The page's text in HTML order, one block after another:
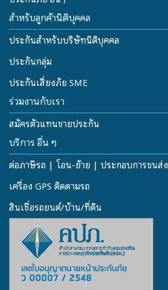
สำหรับลูกค้านิติบุคคล
ประกันสำหรับบริษัทนิติบุคคล
ประกันกลุ่ม
ประกันเสี่ยงภัย SME
ร่วมงานกับเรา
สมัครตัวแทนขายประกัน
บริการ อื่น ๆ
ต่อภาษีรถ | โอน-ย้าย | ประกอบการขนส่ง
เครื่อง GPS ติดตามรถ
สินเชื่อรถยนต์/บ้าน/ที่ดิน